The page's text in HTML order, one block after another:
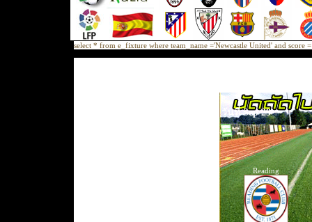
select * from e_fixture where team_name ='Newcastle United' and score
วันที่ Sep 29
Reading